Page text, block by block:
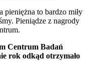
pieniężna to bardzo miły
Pieniądze z nagrody
Centrum Badań
rok odkąd otrzymało